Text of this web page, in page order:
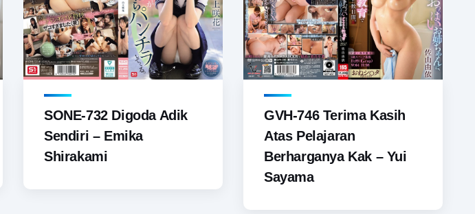
SONE-732 Digoda Adik
Sendiri – Emika
Shirakami
GVH-746 Terima Kasih
Atas Pelajaran
Berharganya Kak – Yui
Sayama